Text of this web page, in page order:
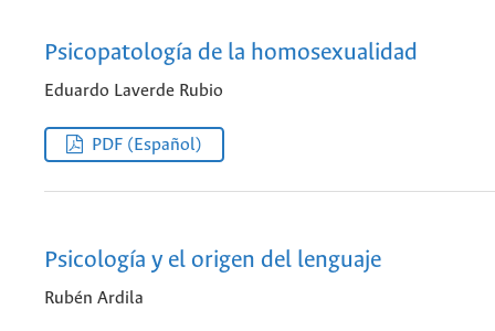
Psicopatología de la homosexualidad
Eduardo Laverde Rubio
PDF (Español)
Psicología y el origen del lenguaje
Rubén Ardila